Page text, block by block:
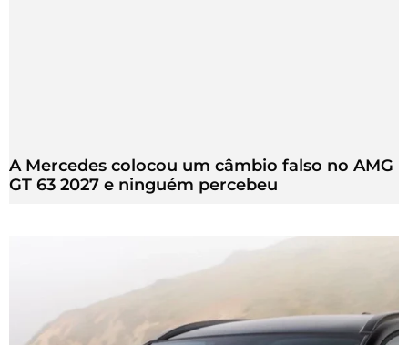
A Mercedes colocou um câmbio falso no AMG
GT 63 2027 e ninguém percebeu